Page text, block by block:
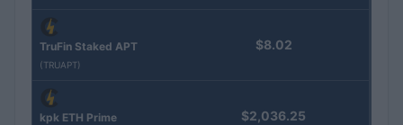
TruFin Staked APT
(TRUAPT)
$8.02
kpk ETH Prime $2,036.25